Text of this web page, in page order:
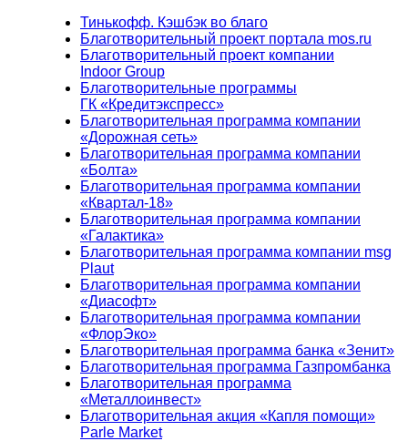
Тинькофф. Кэшбэк во благо
Благотворительный проект портала mos.ru
Благотворительный проект компании
Indoor Group
Благотворительные программы
ГК «Кредитэкспресс»
Благотворительная программа компании
«Дорожная сеть»
Благотворительная программа компании
«Болта»
Благотворительная программа компании
«Квартал-18»
Благотворительная программа компании
«Галактика»
Благотворительная программа компании msg
Plaut
Благотворительная программа компании
«Диасофт»
Благотворительная программа компании
«ФлорЭко»
Благотворительная программа банка «Зенит»
Благотворительная программа Газпромбанка
Благотворительная программа
«Металлоинвест»
Благотворительная акция «Капля помощи»
Parle Market